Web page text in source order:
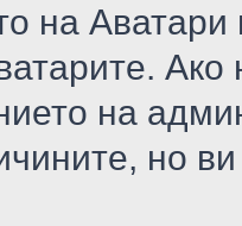
на
на
но